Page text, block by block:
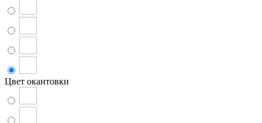
Цвет окантовки